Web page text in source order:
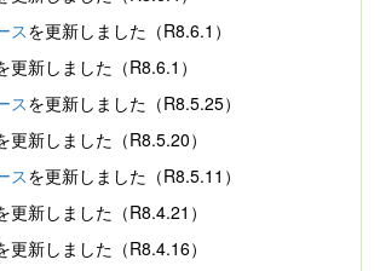
スを更新しました（R8.6.1）
更新しました（R8.6.1）
スを更新しました（R8.5.25）
更新しました（R8.5.20）
スを更新しました（R8.5.11）
更新しました（R8.4.21）
更新しました（R8.4.16）